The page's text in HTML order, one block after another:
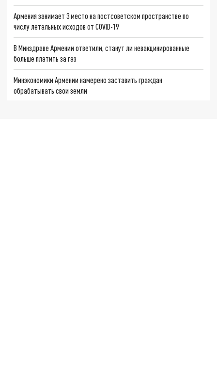
Армения занимает 3 место на постсоветском пространстве по
числу летальных исходов от COVID-19
В Минздраве Армении ответили, станут ли невакцинированные
больше платить за газ
Минэкономики Армении намерено заставить граждан
обрабатывать свои земли